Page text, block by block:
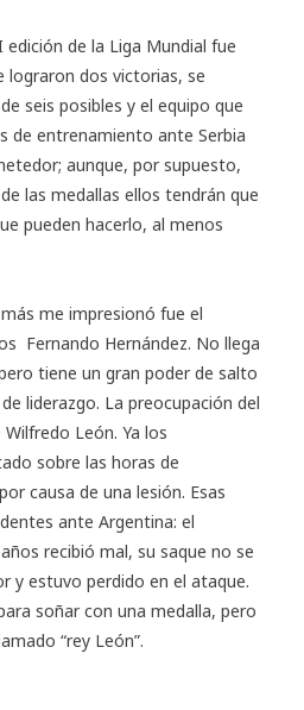
edición de la Liga Mundial fue
lograron dos victorias, se
seis posibles y el equipo que
de entrenamiento ante Serbia
aunque, por supuesto,
las medallas ellos tendrán que
pueden hacerlo, al menos
me impresionó fue el
Fernando Hernández. No llega
tiene un gran poder de salto
liderazgo. La preocupación del
León. Ya los
sobre las horas de
causa de una lesión. Esas
ante Argentina: el
recibió mal, su saque no se
y estuvo perdido en el ataque.
soñar con una medalla, pero
“rey León”.